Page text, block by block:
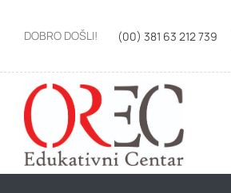
DOBRO DOŠLI! (00) 381 63 212 739